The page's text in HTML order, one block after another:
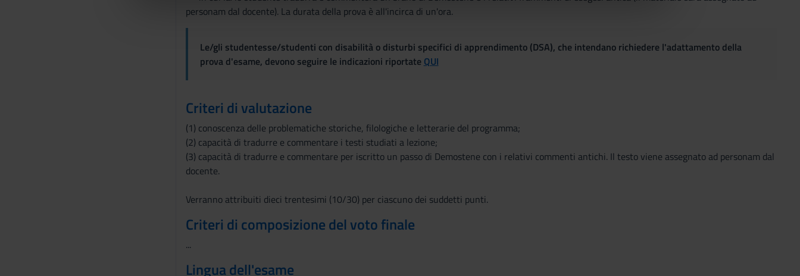
che hanno raccolto dal tuo utilizzo dei loro servizi.
personam dal docente). La durata della prova è all'incirca di un'ora.
Le/gli studentesse/studenti con disabilità o disturbi specifici di apprendimento (DSA), che intendano richiedere l'adattamento della
prova d'esame, devono seguire le indicazioni riportate QUI
Criteri di valutazione
(1) conoscenza delle problematiche storiche, filologiche e letterarie del programma;
(2) capacità di tradurre e commentare i testi studiati a lezione;
(3) capacità di tradurre e commentare per iscritto un passo di Demostene con i relativi commenti antichi. Il testo viene assegnato ad personam dal
docente.
Verranno attribuiti dieci trentesimi (10/30) per ciascuno dei suddetti punti.
Criteri di composizione del voto finale
...
Lingua dell'esame